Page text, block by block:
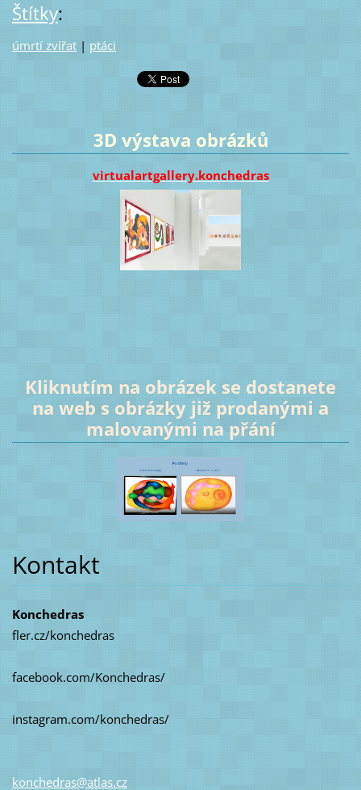
Štítky:
úmrtí zvířat | ptáci
3D výstava obrázků
virtualartgallery.konchedras
Kliknutím na obrázek se dostanete
na web s obrázky již prodanými a
malovanými na přání
Kontakt
Konchedras
fler.cz/konchedras
facebook.com/Konchedras/
instagram.com/konchedras/
konchedras@atlas.cz